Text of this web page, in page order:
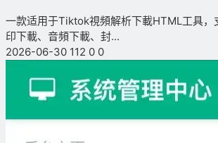
一款适用于Tiktok視頻解析下載HTML工具，
印下載、音頻下載、封...
2026-06-30 112 0 0